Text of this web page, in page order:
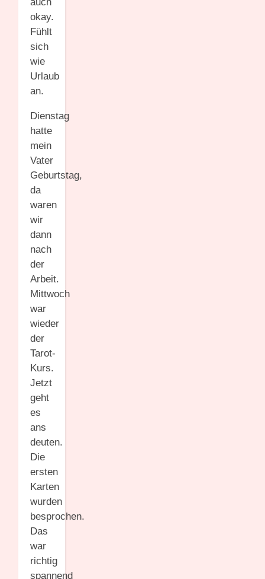
auch
okay.
Fühlt
sich
wie
Urlaub
an.
Dienstag
hatte
mein
Vater
Geburtstag,
da
waren
wir
dann
nach
der
Arbeit.
Mittwoch
war
wieder
der
Tarot-
Kurs.
Jetzt
geht
es
ans
deuten.
Die
ersten
Karten
wurden
besprochen.
Das
war
richtig
spannend